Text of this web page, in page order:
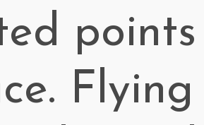
Flying